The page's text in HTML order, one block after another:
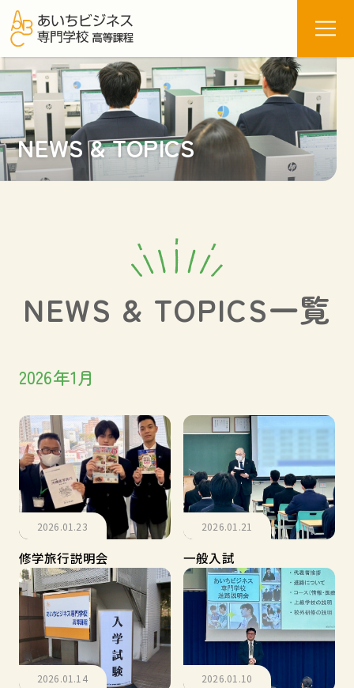
あいビ7つの特長
資格サポート
制服紹介
オープンスクール
募集要項
学費・奨学金制度
よくある質問
アクセス
て
教職員募集について
中学校の先生方へ
上級学校説明会・無料講座
在校生の保護者の方へ
保護者の声
NEWS & TOPICS
NEWS & TOPICS一覧
2026年1月
2026.01.23
修学旅行説明会
2026.01.21
一般入試
2026.01.14 2026.01.10